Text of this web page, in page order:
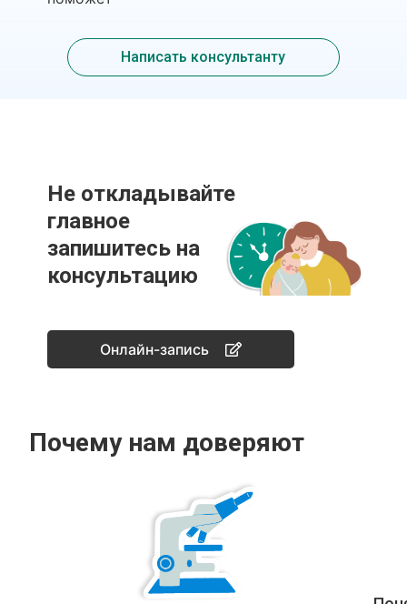
Написать консультанту
Не откладывайте
главное
запишитесь на
консультацию
Онлайн-запись
Почему нам доверяют